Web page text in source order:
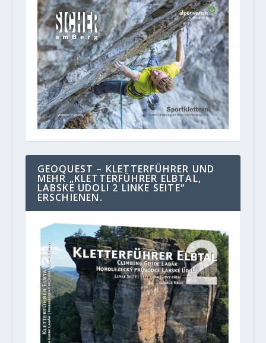
GEOQUEST – KLETTERFÜHRER UND
MEHR „KLETTERFÜHRER ELBTAL,
LABSKE UDOLI 2 LINKE SEITE“
ERSCHIENEN.